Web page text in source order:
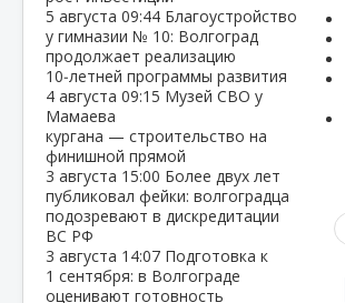
5 августа 09:44 Благоустройство
у гимназии № 10: Волгоград
продолжает реализацию
10‑летней программы развития
4 августа 09:15 Музей СВО у
Мамаева
кургана — строительство на
финишной прямой
3 августа 15:00 Более двух лет
публиковал фейки: волгоградца
подозревают в дискредитации
ВС РФ
3 августа 14:07 Подготовка к
1 сентября: в Волгограде
оценивают готовность